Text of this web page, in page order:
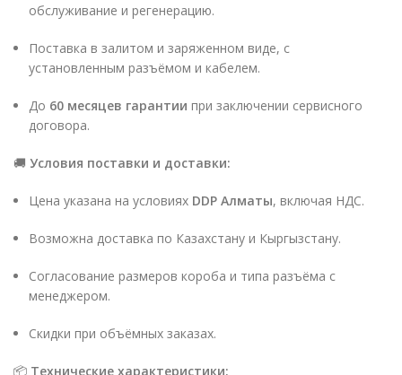
обслуживание и регенерацию.
Поставка в залитом и заряженном виде, с
установленным разъёмом и кабелем.
До 60 месяцев гарантии при заключении сервисного
договора.
🚚 Условия поставки и доставки:
Цена указана на условиях DDP Алматы, включая НДС.
Возможна доставка по Казахстану и Кыргызстану.
Согласование размеров короба и типа разъёма с
менеджером.
Скидки при объёмных заказах.
📦 Технические характеристики: